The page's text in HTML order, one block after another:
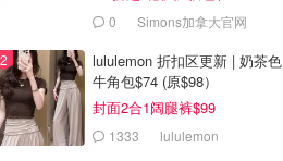
0 Simons加拿大官网
lululemon 折扣区更新 | 奶茶色
牛角包$74 (原$98）
封面2合1阔腿裤$99
1333 lululemon